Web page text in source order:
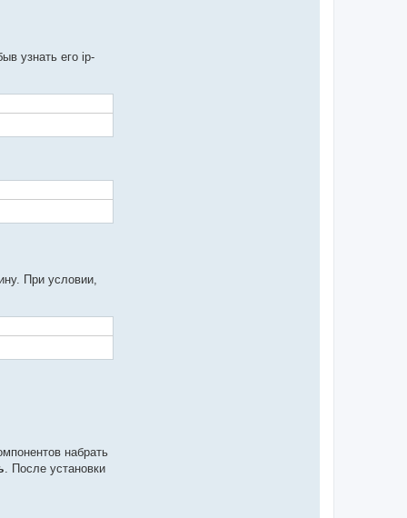
узнать его ip-
При условии,
набрать
. После установки